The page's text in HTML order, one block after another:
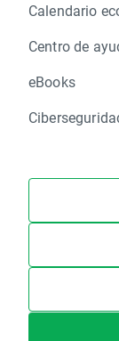
Calendario
Centro de
eBooks